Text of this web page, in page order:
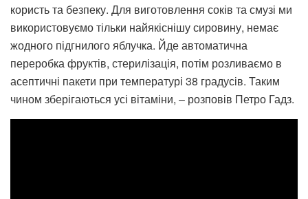
користь та безпеку. Для виготовлення соків та смузі ми
використовуємо тільки найякіснішу сировину, немає
жодного підгнилого яблучка. Йде автоматична
переробка фруктів, стерилізація, потім розливаємо в
асептичні пакети при температурі 38 градусів. Таким
чином зберігаються усі вітаміни, – розповів Петро Гадз.